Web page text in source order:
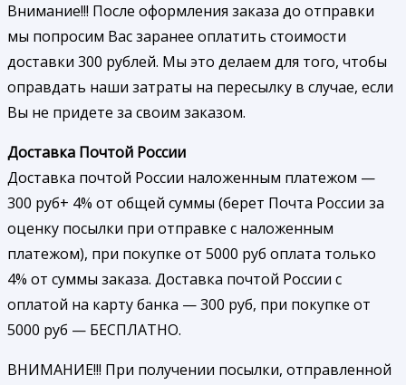
Внимание!!! После оформления заказа до отправки
мы попросим Вас заранее оплатить стоимости
доставки 300 рублей. Мы это делаем для того, чтобы
оправдать наши затраты на пересылку в случае, если
Вы не придете за своим заказом.
Доставка Почтой России
Доставка почтой России наложенным платежом —
300 руб+ 4% от общей суммы (берет Почта России за
оценку посылки при отправке с наложенным
платежом), при покупке от 5000 руб оплата только
4% от суммы заказа. Доставка почтой России с
оплатой на карту банка — 300 руб, при покупке от
5000 руб — БЕСПЛАТНО.
ВНИМАНИЕ!!! При получении посылки, отправленной